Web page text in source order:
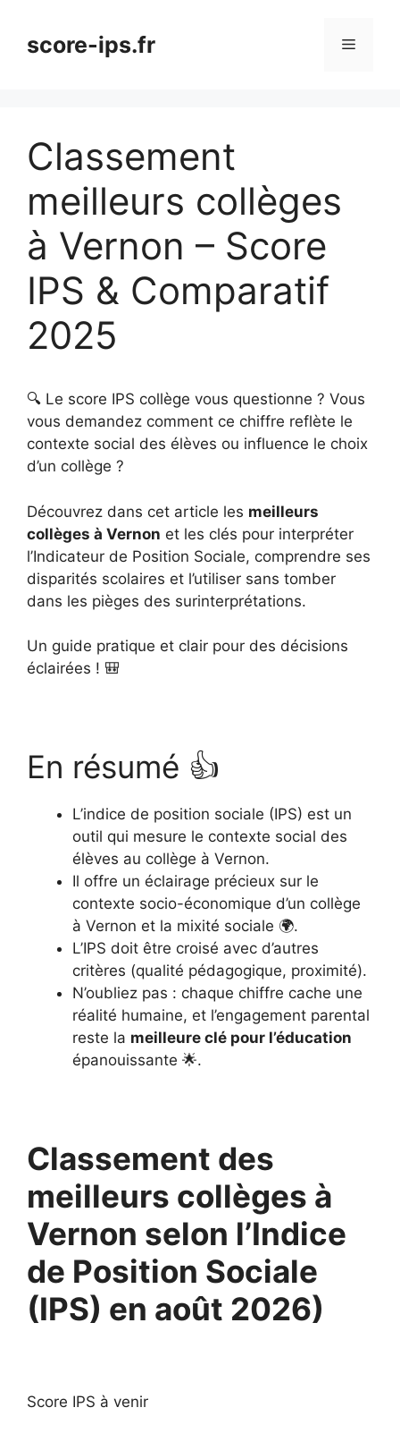
contenuscore-ips.fr Menu
Classement
meilleurs collèges
à Vernon – Score
IPS & Comparatif
2025
🔍 Le score IPS collège vous questionne ? Vous
vous demandez comment ce chiffre reflète le
contexte social des élèves ou influence le choix
d’un collège ?
Découvrez dans cet article les meilleurs
collèges à Vernon et les clés pour interpréter
l’Indicateur de Position Sociale, comprendre ses
disparités scolaires et l’utiliser sans tomber
dans les pièges des surinterprétations.
Un guide pratique et clair pour des décisions
éclairées ! 🎒
En résumé 👍
L’indice de position sociale (IPS) est un
outil qui mesure le contexte social des
élèves au collège à Vernon.
Il offre un éclairage précieux sur le
contexte socio-économique d’un collège
à Vernon et la mixité sociale 🌍.
L’IPS doit être croisé avec d’autres
critères (qualité pédagogique, proximité).
N’oubliez pas : chaque chiffre cache une
réalité humaine, et l’engagement parental
reste la meilleure clé pour l’éducation
épanouissante 🌟.
Classement des
meilleurs collèges à
Vernon selon l’Indice
de Position Sociale
(IPS) en août 2026)
Score IPS à venir